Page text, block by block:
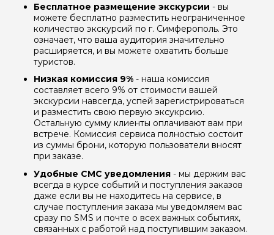
Бесплатное размещение экскурсии - вы
можете бесплатно разместить неограниченное
количество экскурсий по г. Симферополь. Это
означает, что ваша аудитория значительно
расширяется, и вы можете охватить больше
туристов.
Низкая комиссия 9% - наша комиссия
составляет всего 9% от стоимости вашей
экскурсии навсегда, успей зарегистрироваться
и разместить свою первую эксукрсию.
Остальную сумму клиенты оплачивают вам при
встрече. Комиссия сервиса полностью состоит
из суммы брони, которую пользователи вносят
при заказе.
Удобные СМС уведомления - мы держим вас
всегда в курсе событий и поступления заказов
даже если вы не находитесь на сервисе, в
случае поступления заказа мы уведомляем вас
сразу по SMS и почте о всех важных событиях,
связанных с работой над поступившим заказом.